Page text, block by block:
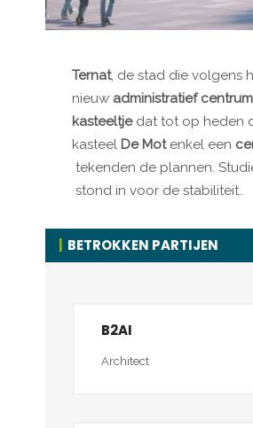
Ternat, de stad die volgens
nieuw administratief centrum
kasteeltjedat tot op heden
kasteel De Motenkel een
tekenden de plannen.
stond in voor de stabiliteit..
BETROKKEN PARTIJEN
B2AI
Architect